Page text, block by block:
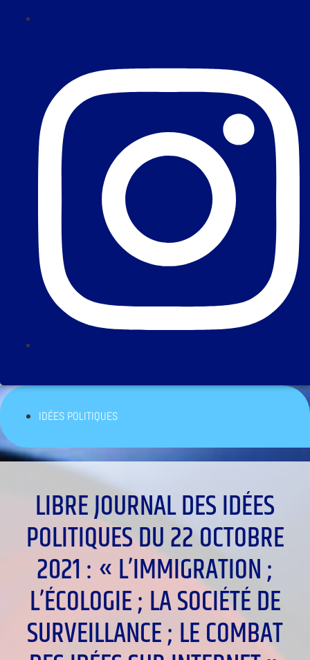
IDÉES POLITIQUES
LIBRE JOURNAL DES IDÉES
POLITIQUES DU 22 OCTOBRE
2021 : « L’IMMIGRATION ;
L’ÉCOLOGIE ; LA SOCIÉTÉ DE
SURVEILLANCE ; LE COMBAT